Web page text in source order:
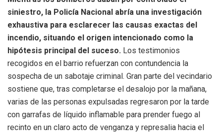
siniestro, la Policía Nacional abría una investigación
exhaustiva para esclarecer las causas exactas del
incendio, situando el origen intencionado como la
hipótesis principal del suceso. Los testimonios
recogidos en el barrio refuerzan con contundencia la
sospecha de un sabotaje criminal. Gran parte del vecindario
sostiene que, tras completarse el desalojo por la mañana,
varias de las personas expulsadas regresaron por la tarde
con garrafas de líquido inflamable para prender fuego al
recinto en un claro acto de venganza y represalia hacia el